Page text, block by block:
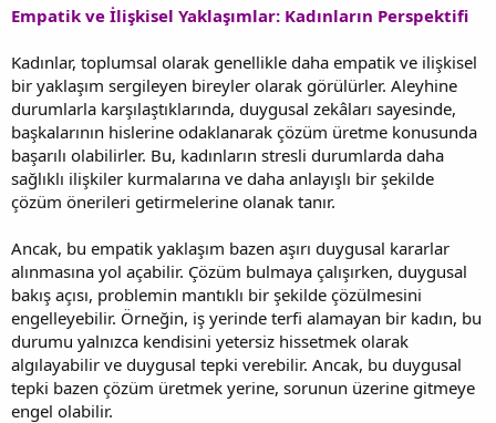
Empatik ve İlişkisel Yaklaşımlar: Kadınların Perspektifi
Kadınlar, toplumsal olarak genellikle daha empatik ve ilişkisel
bir yaklaşım sergileyen bireyler olarak görülürler. Aleyhine
durumlarla karşılaştıklarında, duygusal zekâları sayesinde,
başkalarının hislerine odaklanarak çözüm üretme konusunda
başarılı olabilirler. Bu, kadınların stresli durumlarda daha
sağlıklı ilişkiler kurmalarına ve daha anlayışlı bir şekilde
çözüm önerileri getirmelerine olanak tanır.
Ancak, bu empatik yaklaşım bazen aşırı duygusal kararlar
alınmasına yol açabilir. Çözüm bulmaya çalışırken, duygusal
bakış açısı, problemin mantıklı bir şekilde çözülmesini
engelleyebilir. Örneğin, iş yerinde terfi alamayan bir kadın, bu
durumu yalnızca kendisini yetersiz hissetmek olarak
algılayabilir ve duygusal tepki verebilir. Ancak, bu duygusal
tepki bazen çözüm üretmek yerine, sorunun üzerine gitmeye
engel olabilir.